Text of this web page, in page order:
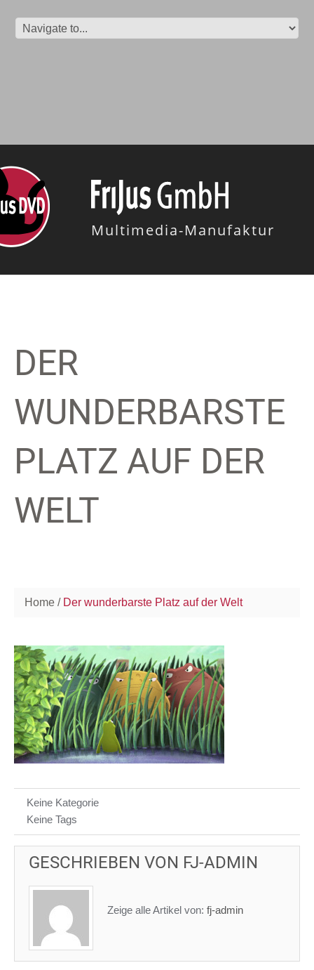
Multimedia-Manufaktur
DER
WUNDERBARSTE
PLATZ AUF DER
WELT
Home Der wunderbarste Platz auf der Welt
Keine Kategorie
Keine Tags
GESCHRIEBEN VON FJ-ADMIN
Zeige alle Artikel von: fj-admin